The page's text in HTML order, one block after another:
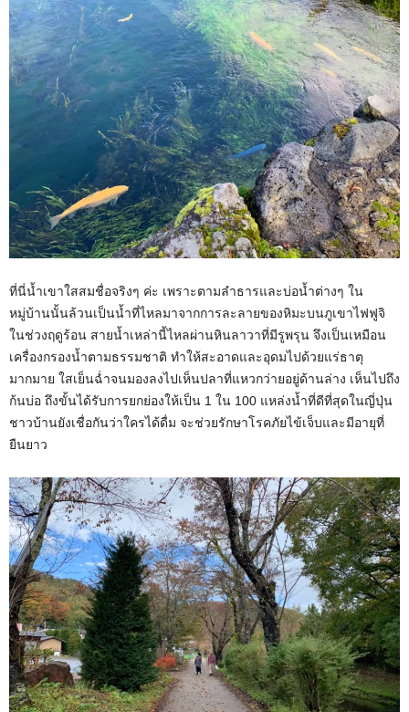
ที่นี่น้ำเขาใสสมชื่อจริงๆ ค่ะ เพราะตามลำธารและบ่อน้ำต่างๆ ใน
หมู่บ้านนั้นล้วนเป็นน้ำที่ไหลมาจากการละลายของหิมะบนภูเขาไฟฟูจิ
ในช่วงฤดูร้อน สายน้ำเหล่านี้ไหลผ่านหินลาวาที่มีรูพรุน จึงเป็นเหมือน
เครื่องกรองน้ำตามธรรมชาติ ทำให้สะอาดและอุดมไปด้วยแร่ธาตุ
มากมาย ใสเย็นฉ่ำจนมองลงไปเห็นปลาที่แหวกว่ายอยู่ด้านล่าง เห็นไปถึง
ก้นบ่อ ถึงขั้นได้รับการยกย่องให้เป็น 1 ใน 100 แหล่งน้ำที่ดีที่สุดในญี่ปุ่น
ชาวบ้านยังเชื่อกันว่าใครได้ดื่ม จะช่วยรักษาโรคภัยไข้เจ็บและมีอายุที่
ยืนยาว